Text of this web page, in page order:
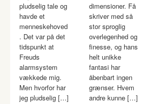
pludselig tale og
havde et
menneskehoved
. Det var på det
tidspunkt at
Freuds
alarmsystem
vækkede mig.
Men hvorfor har
jeg pludselig […]
dimensioner. Få
skriver med så
stor sproglig
overlegenhed og
finesse, og hans
helt unikke
fantasi har
åbenbart ingen
grænser. Hvem
andre kunne […]